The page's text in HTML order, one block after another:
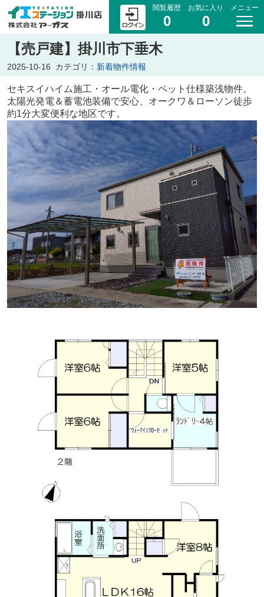
閲覧履歴
0
お気に入り
0
メニュー
【売戸建】掛川市下垂木
2025-10-16 カテゴリ： 新着物件情報
セキスイハイム施工・オール電化・ペット仕様築浅物件。
太陽光発電＆蓄電池装備で安心、オークワ＆ローソン徒歩
約1分大変便利な地区です。